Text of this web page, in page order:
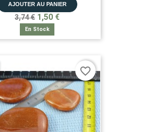
AJOUTER AU PANIER
3,74 € 1,50 €
En Stock
favorite_border